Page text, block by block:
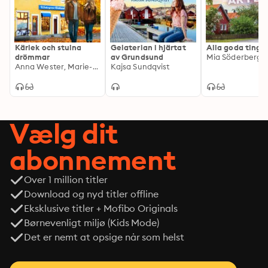
Kärlek och stulna
drömmar
Anna Wester, Marie-Louise Kanon
Gelaterian i hjärtat
av Grundsund
Kajsa Sundqvist
Alla goda ting
Mia Söderberg
Vælg dit
abonnement
Over 1 million titler
Download og nyd titler offline
Eksklusive titler + Mofibo Originals
Børnevenligt miljø (Kids Mode)
Det er nemt at opsige når som helst